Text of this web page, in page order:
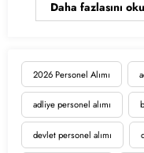
2026 Personel Alımı
adliye personel alımı
devlet personel alımı
Daha fazlasını oku